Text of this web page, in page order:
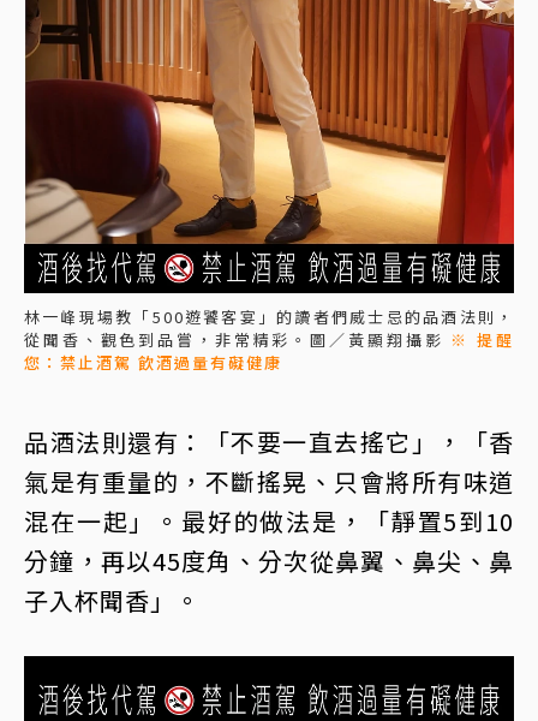
林一峰現場教「500遊饕客宴」的讀者們威士忌的品酒法則，
從聞香、觀色到品嘗，非常精彩。圖／黃顯翔攝影 ※ 提醒
您：禁止酒駕 飲酒過量有礙健康
品酒法則還有：「不要一直去搖它」，「香
氣是有重量的，不斷搖晃、只會將所有味道
混在一起」。最好的做法是，「靜置5到10
分鐘，再以45度角、分次從鼻翼、鼻尖、鼻
子入杯聞香」。